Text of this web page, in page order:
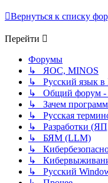
Вернуться к списку
Перейти
Форумы
↳ ЯОС, MINOS
↳ Русский язык
↳ Общий форум -
↳ Зачем
↳ Русская
↳ Разработки
↳ БЯМ (LLM)
↳
↳
↳ Русский